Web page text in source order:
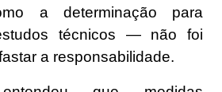
a determinação para
técnicos — não foi
a responsabilidade.